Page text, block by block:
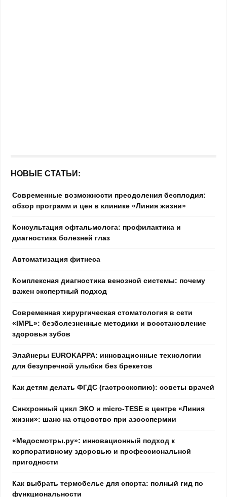
НОВЫЕ СТАТЬИ:
Современные возможности преодоления бесплодия:
обзор программ и цен в клинике «Линия жизни»
Консультация офтальмолога: профилактика и
диагностика болезней глаз
Автоматизация фитнеса
Комплексная диагностика венозной системы: почему
важен экспертный подход
Современная хирургическая стоматология в сети
«IMPL»: безболезненные методики и восстановление
здоровья зубов
Элайнеры EUROKAPPA: инновационные технологии
для безупречной улыбки без брекетов
Как детям делать ФГДС (гастроскопию): советы врачей
Синхронный цикл ЭКО и micro-TESE в центре «Линия
жизни»: шанс на отцовство при азооспермии
«Медосмотры.ру»: инновационный подход к
корпоративному здоровью и профессиональной
пригодности
Как выбрать термобелье для спорта: полный гид по
функциональности